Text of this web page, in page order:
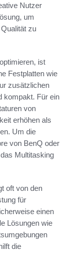
Nutzer
um
zu
ist
Festplatten wie
zusätzlichen
kompakt. Für ein
von
erhöhen als
Um die
von BenQ oder
Multitasking
oft von den
für
einen
Lösungen wie
die